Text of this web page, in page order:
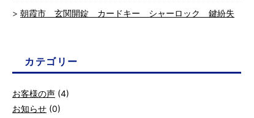
朝霞市 玄関開錠 カードキー シャーロック 鍵紛失
カテゴリー
お客様の声 (4)
お知らせ (0)